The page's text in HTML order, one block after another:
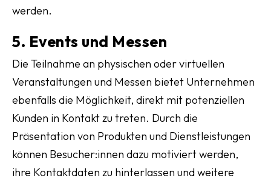
werden.
5. Events und Messen
Die Teilnahme an physischen oder virtuellen
Veranstaltungen und Messen bietet Unternehmen
ebenfalls die Möglichkeit, direkt mit potenziellen
Kunden in Kontakt zu treten. Durch die
Präsentation von Produkten und Dienstleistungen
können Besucher:innen dazu motiviert werden,
ihre Kontaktdaten zu hinterlassen und weitere